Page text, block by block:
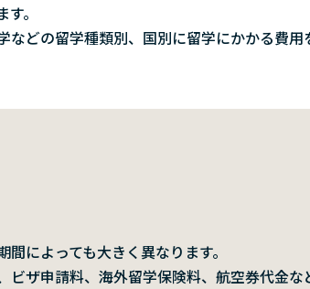
。
どの留学種類別、国別に留学にかかる費用
によっても大きく異なります。
ザ申請料、海外留学保険料、航空券代金な